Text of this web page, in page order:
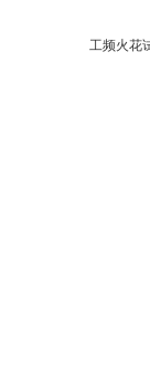
工频火花